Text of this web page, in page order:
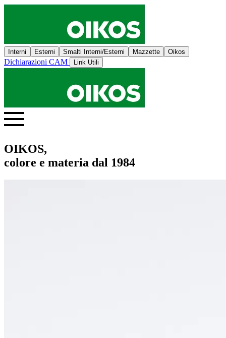
Interni Esterni Smalti Interni/Esterni Mazzette Oikos
Dichiarazioni CAM Link Utili
OIKOS,
colore e materia dal 1984